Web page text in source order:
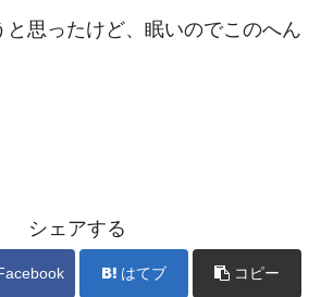
と思ったけど、眠いのでこのへん
シェアする
はてブ コピー